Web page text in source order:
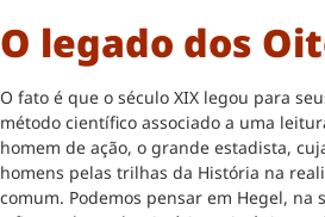
O legado dos
O fato é que o século XIX legou para
método científico associado a uma
homem de ação, o grande estadista,
homens pelas trilhas da História na
comum. Podemos pensar em Hegel, na